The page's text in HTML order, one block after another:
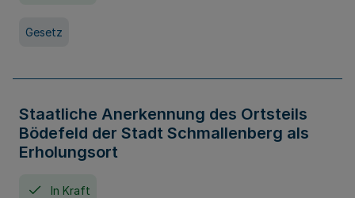
Gesetz
Staatliche Anerkennung des Ortsteils
Bödefeld der Stadt Schmallenberg als
Erholungsort
In Kraft